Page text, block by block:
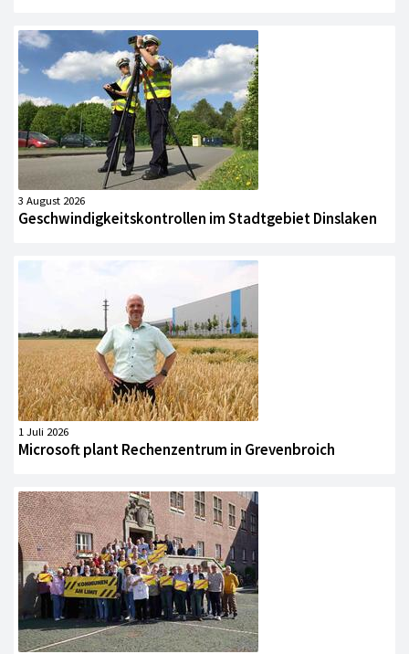
3 August 2026
Geschwindigkeitskontrollen im Stadtgebiet Dinslaken
1 Juli 2026
Microsoft plant Rechenzentrum in Grevenbroich